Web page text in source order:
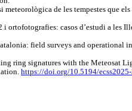
de les tempestes que
casos d’estudi a les
field surveys and operational
ring signatures with the Meteosat
https://doi.org/10.5194/